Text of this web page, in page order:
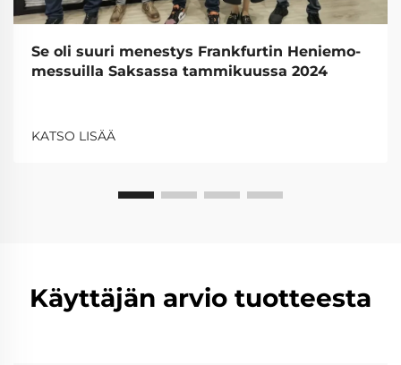
Se oli suuri menestys Frankfurtin Heniemo-
messuilla Saksassa tammikuussa 2024
KATSO LISÄÄ
Käyttäjän arvio tuotteesta